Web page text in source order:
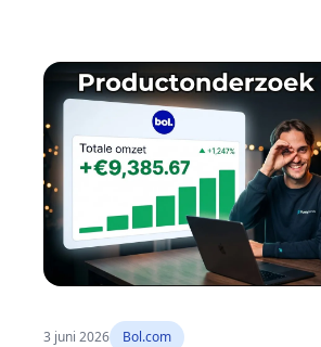
3 juni 2026 Bol.com